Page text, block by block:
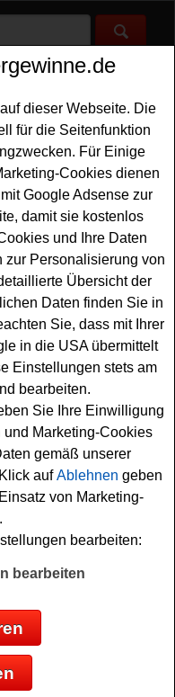
Gewinnspiele>Reise
möchte, sollte an
Gewinnspiel
mit Air
hin und
gewinnen. Falls Sie
Düsseldorf
nur flink das kleine
ausfüllen. Schon
mit etwas Glück
Sie ja schon
Auf jeden Fall sind
Viel Erfolg!
2 einen Flug
dieser Webseite. Die
für die Seitenfunktion
Für Einige
Cookies dienen
Google Adsense zur
damit sie kostenlos
und Ihre Daten
zur Personalisierung von
Übersicht der
Daten finden Sie in
Sie, dass mit Ihrer
in die USA übermittelt
Einstellungen stets am
bearbeiten.
Sie Ihre Einwilligung
Marketing-Cookies
gemäß unserer
aufAblehnen geben
von Marketing-
bearbeiten:
bearbeiten